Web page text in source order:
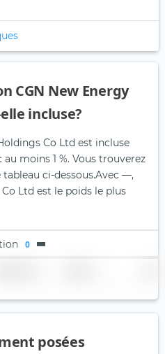
CGN New Energy
incluse?
Co Ltd est incluse
moins 1 %. Vous trouverez
tableau ci-dessous.Avec —,
Ltd est le poids le plus
0
posées